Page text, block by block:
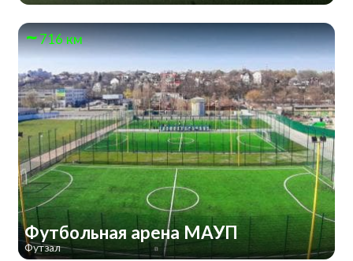
716 км
Футбольная арена МАУП
Футзал